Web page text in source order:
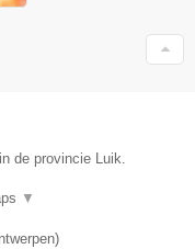
de provincie Luik.
▼
)